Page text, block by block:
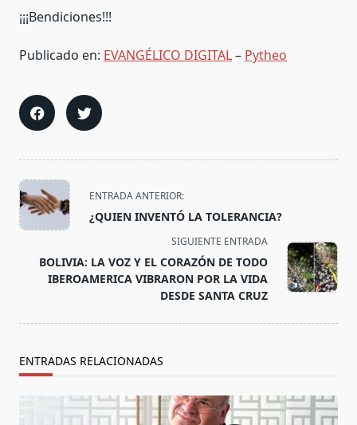
¡¡¡Bendiciones!!!
Publicado en: EVANGÉLICO DIGITAL– Pytheo
<span
class="nav-
subtitle
reader-
text">Página</span>
ENTRADA ANTERIOR:
¿QUIEN INVENTÓ LA TOLERANCIA?
SIGUIENTE ENTRADA
BOLIVIA: LA VOZ Y EL CORAZÓN DE TODO
IBEROAMERICA VIBRARON POR LA VIDA
DESDE SANTA CRUZ
ENTRADAS RELACIONADAS